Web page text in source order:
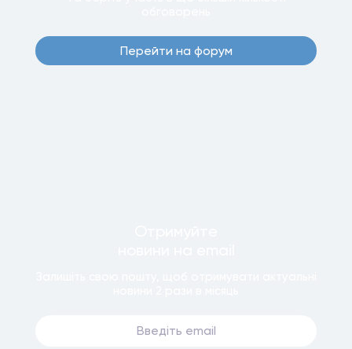
Перейти на форум